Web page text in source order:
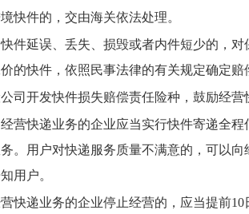
快件的，交由海关依法处理。
延误、丢失、损毁或者内件短少的，对
的快件，依照民事法律的有关规定确定赔
司开发快件损失赔偿责任险种，鼓励经
快递业务的企业应当实行快件寄递全程
。用户对快递服务质量不满意的，可以
用户。
递业务的企业停止经营的，应当提前10